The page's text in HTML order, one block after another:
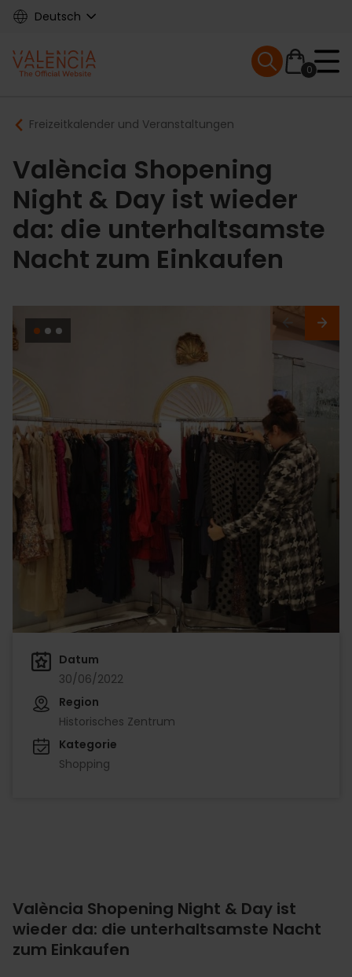
Skip
content
Deutsch
Main
navigation
0
Mobile menu
Breadcrumb
Freizeitkalender und Veranstaltungen
València Shopening
Night & Day ist wieder
da: die unterhaltsamste
Nacht zum Einkaufen
Datum
30/06/2022
Region
Historisches Zentrum
Kategorie
Shopping
València Shopening Night & Day ist
wieder da: die unterhaltsamste Nacht
zum Einkaufen